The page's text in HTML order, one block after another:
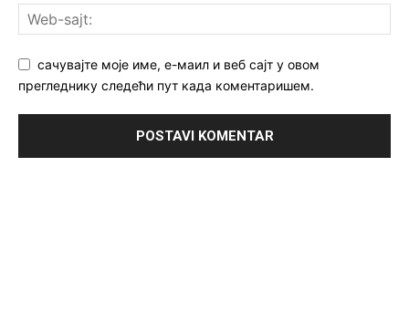
сачувајте моје име, е-маил и веб сајт у овом
прегледнику следећи пут када коментаришем.